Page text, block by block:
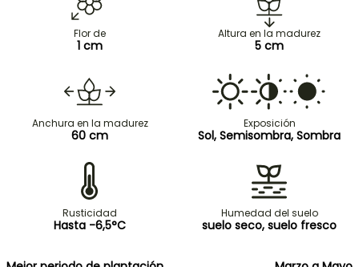
Flor de
1 cm
Altura en la madurez
5 cm
Anchura en la madurez
60 cm
Exposición
Sol, Semisombra, Sombra
Rusticidad
Hasta -6,5°C
Humedad del suelo
suelo seco, suelo fresco